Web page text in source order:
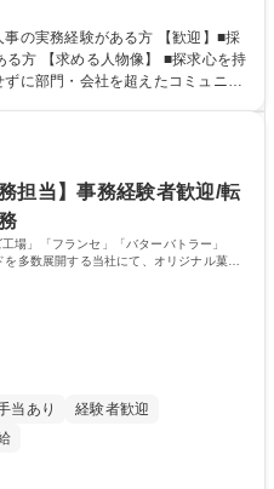
営の根幹となる幅広い総務人事業
営計画および予算等の管理 ■設備
営 ■その他総務人事業務全般 【入
ープ/年休124日
の実務経験がある方 【歓迎】■採
心を持
に部門・会社を超えたコミュニケ
て能動的に業務を推進できる方 学
専修学校 高校 語学力： 資格：
担当】事務経験者歓迎/転
場」「フランセ」「バターバトラー」
多数展開する当社にて、オリジナル菓子
当あり
経験者歓迎